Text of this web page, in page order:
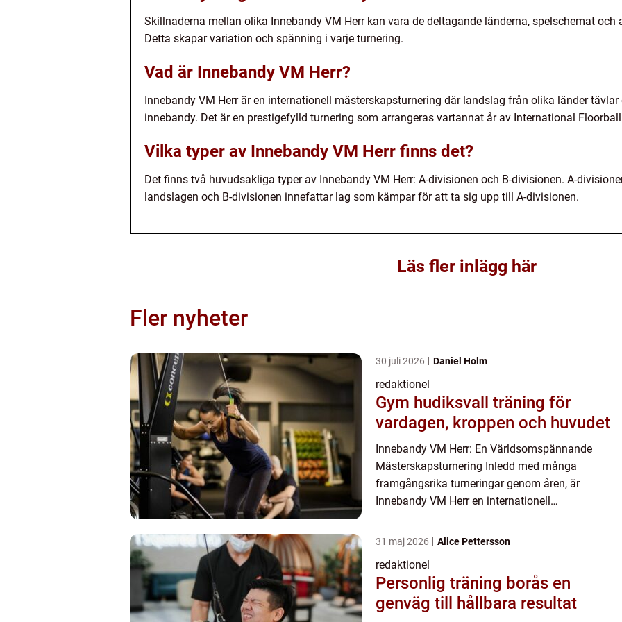
Skillnaderna mellan olika Innebandy VM Herr kan vara de deltagande länderna, spelschemat och
Detta skapar variation och spänning i varje turnering.
Vad är Innebandy VM Herr?
Innebandy VM Herr är en internationell mästerskapsturnering där landslag från olika länder
innebandy. Det är en prestigefylld turnering som arrangeras vartannat år av International
Vilka typer av Innebandy VM Herr finns det?
Det finns två huvudsakliga typer av Innebandy VM Herr: A-divisionen och B-divisionen. A-
landslagen och B-divisionen innefattar lag som kämpar för att ta sig upp till A-divisionen.
Läs fler inlägg här
Fler nyheter
30 juli 2026 Daniel Holm
redaktionel
Gym hudiksvall träning för
vardagen, kroppen och huvudet
Innebandy VM Herr: En Världsomspännande
Mästerskapsturnering Inledd med många
framgångsrika turneringar genom åren, är
Innebandy VM Herr en internationell
landslagen från hela världen. I denna artikel
31 maj 2026 Alice Pettersson
redaktionel
Personlig träning borås en
genväg till hållbara resultat